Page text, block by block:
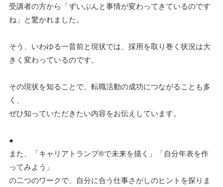
受講者の方から「ずいぶんと事情が変わってきているのです
ね」と驚かれました。
そう、いわゆる一昔前と現状では、採用を取り巻く状況は大
きく変わっているのです。
その現状を知ることで、転職活動の成功につながることも多
く、
ぜひ知っていただきたい内容をお伝えしています。
●
また、「キャリアトランプ®で未来を描く」「自分年表を作
ってみよう」
の二つのワークで、自分に合う仕事さがしのヒントを探りま